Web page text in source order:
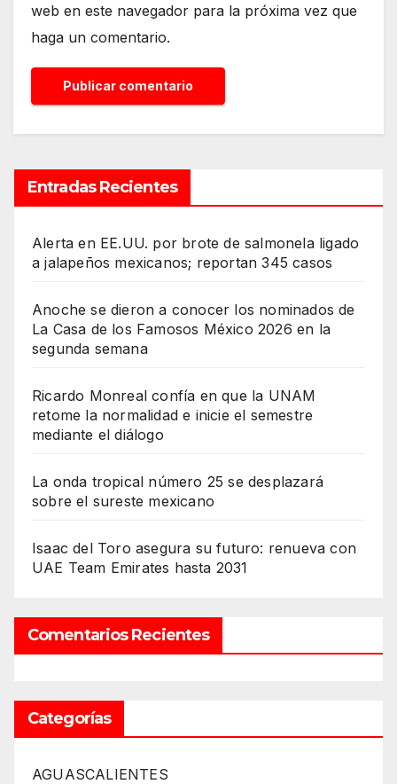
web en este navegador para la próxima vez que
haga un comentario.
Entradas Recientes
Alerta en EE.UU. por brote de salmonela ligado
a jalapeños mexicanos; reportan 345 casos
Anoche se dieron a conocer los nominados de
La Casa de los Famosos México 2026 en la
segunda semana
Ricardo Monreal confía en que la UNAM
retome la normalidad e inicie el semestre
mediante el diálogo
La onda tropical número 25 se desplazará
sobre el sureste mexicano
Isaac del Toro asegura su futuro: renueva con
UAE Team Emirates hasta 2031
Comentarios Recientes
Categorías
AGUASCALIENTES